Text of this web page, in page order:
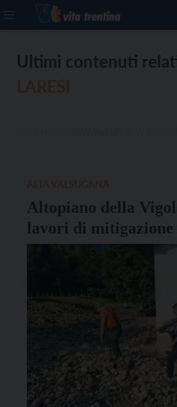
Ultimi contenuti
Altopiano della
lavori di mitigazione
alluvionale sul rio